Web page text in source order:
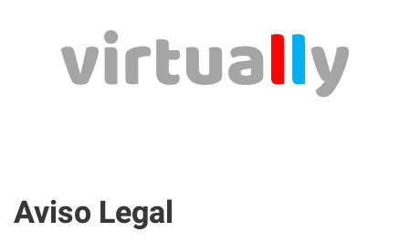
Skip to main content
Aviso Legal